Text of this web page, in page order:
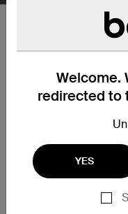
Welcome.
redirected to
YES
經久耐用
更加靈活、不易纏繞
2.延長的軟應力消除
防止連接線磨損